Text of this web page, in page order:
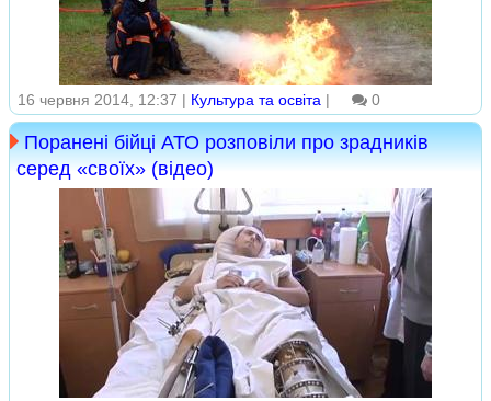
16 червня 2014, 12:37 | Культура та освіта | 0
Поранені бійці АТО розповіли про зрадників
серед «своїх» (відео)